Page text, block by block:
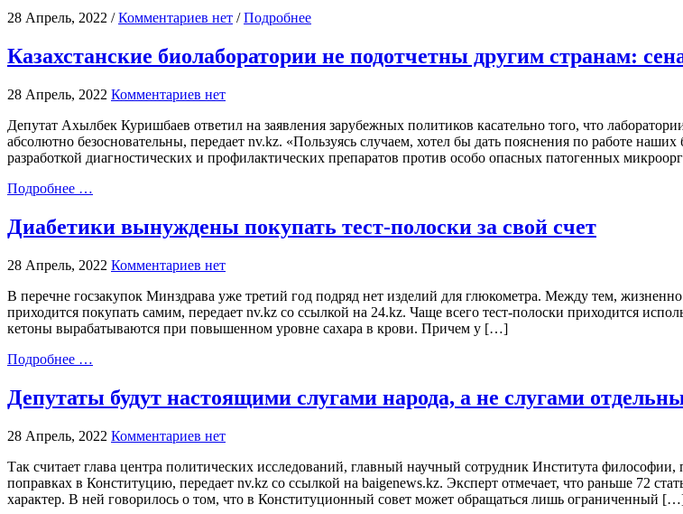
28 Апрель, 2022 /Комментариев нет /Подробнее
Казахстанские биолаборатории не подотчетны другим странам:
28 Апрель, 2022 Комментариев нет
Депутат Ахылбек Куришбаев ответил на заявления зарубежных политиков касательно того, что
абсолютно безосновательны, передает nv.kz. «Пользуясь случаем, хотел бы дать пояснения по работе
разработкой диагностических и профилактических препаратов против особо опасных патогенных
Подробнее …
Диабетики вынуждены покупать тест-полоски за свой счет
28 Апрель, 2022 Комментариев нет
В перечне госзакупок Минздрава уже третий год подряд нет изделий для глюкометра. Между тем,
приходится покупать самим, передает nv.kz со ссылкой на 24.kz. Чаще всего тест-полоски приходится
кетоны вырабатываются при повышенном уровне сахара в крови. Причем у […]
Подробнее …
Депутаты будут настоящими слугами народа, а не слугами
28 Апрель, 2022 Комментариев нет
Так считает глава центра политических исследований, главный научный сотрудник Института
поправках в Конституцию, передает nv.kz со ссылкой на baigenews.kz. Эксперт отмечает, что раньше 72
характер. В ней говорилось о том, что в Конституционный совет может обращаться лишь ограниченный